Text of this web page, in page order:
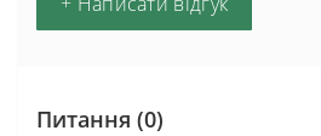
Питання (0)